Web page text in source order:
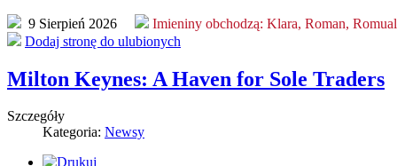
9 Sierpień 2026 Imieniny obchodzą: Klara, Roman,
Dodaj stronę do ulubionych
Milton Keynes: A Haven for Sole Traders
Szczegóły
Kategoria: Newsy